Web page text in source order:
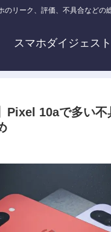
のリーク、評価、不具合などの
スマホダイジェスト
Pixel 10aで多い不